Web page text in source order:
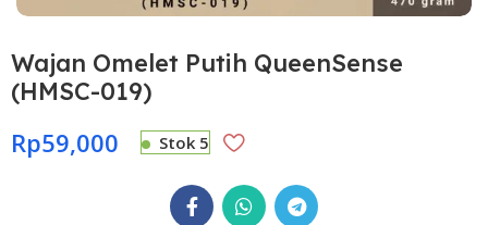
Wajan Omelet Putih QueenSense
(HMSC-019)
Rp59,000 Stok 5